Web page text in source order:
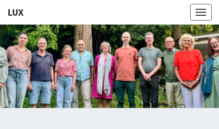
LUX
LUX
Kamerkoor
Onder
Leiding
Van
Angeliki
Ploka